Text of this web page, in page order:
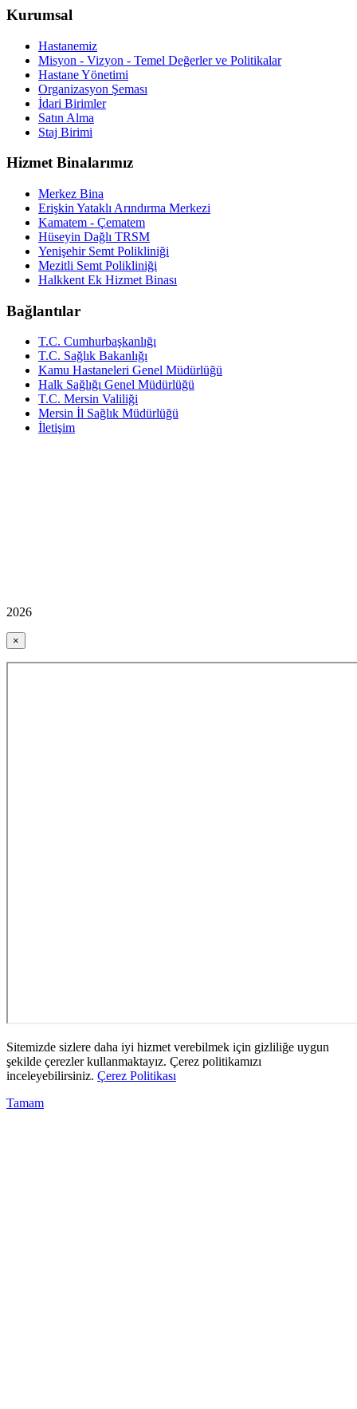
Kurumsal
Hastanemiz
Misyon - Vizyon - Temel Değerler ve Politikalar
Hastane Yönetimi
Organizasyon Şeması
İdari Birimler
Satın Alma
Staj Birimi
Hizmet Binalarımız
Merkez Bina
Erişkin Yataklı Arındırma Merkezi
Kamatem - Çematem
Hüseyin Dağlı TRSM
Yenişehir Semt Polikliniği
Mezitli Semt Polikliniği
Halkkent Ek Hizmet Binası
Bağlantılar
T.C. Cumhurbaşkanlığı
T.C. Sağlık Bakanlığı
Kamu Hastaneleri Genel Müdürlüğü
Halk Sağlığı Genel Müdürlüğü
T.C. Mersin Valiliği
Mersin İl Sağlık Müdürlüğü
İletişim
2026
×
Sitemizde sizlere daha iyi hizmet verebilmek için gizliliğe uygun
şekilde çerezler kullanmaktayız. Çerez politikamızı
inceleyebilirsiniz. Çerez Politikası
Tamam